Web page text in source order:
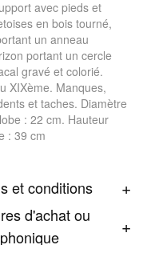
avec pieds et
en bois tourné,
un anneau
portant un cercle
gravé et colorié.
XIXème. Manques,
et taches. Diamètre
: 22 cm. Hauteur
: 39 cm
et conditions
d'achat ou